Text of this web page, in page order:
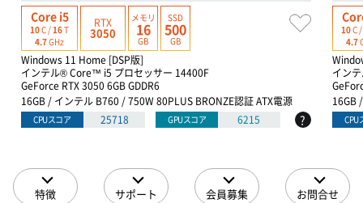
Core i5
10C /16T
4.7GHz
RTX
3050
メモリ
16
GB
SSD
500
GB
Windows 11 Home [DSP版]
インテル® Core™ i5 プロセッサー 14400F
GeForce RTX 3050 6GB GDDR6
16GB / インテル B760 / 750W 80PLUS BRONZE認証 ATX電源
CPUスコア 25718 GPUスコア 6215 ?
10C /
4.7
イン
16GB
CPU
特徴 サポート 会員募集 お問合せ